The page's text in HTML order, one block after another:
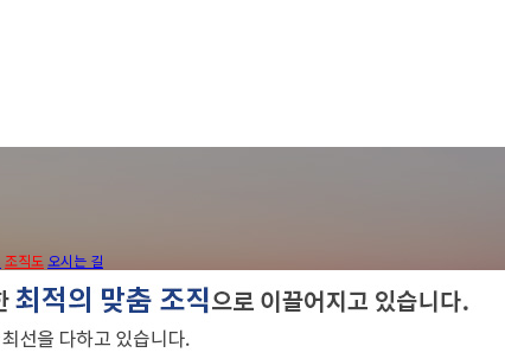
조직도오시는 길